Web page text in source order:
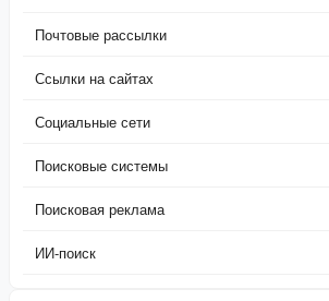
Почтовые рассылки
Ссылки на сайтах
Социальные сети
Поисковые системы
Поисковая реклама
ИИ-поиск